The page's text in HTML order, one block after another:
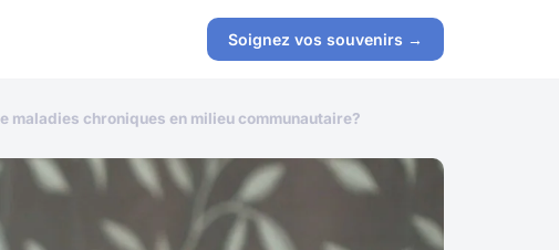
Soignez vos souvenirs →
chroniques en milieu communautaire?